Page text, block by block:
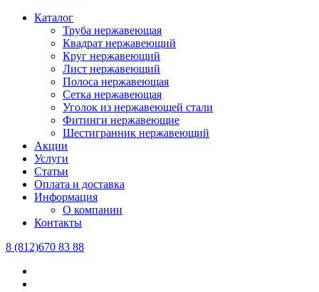
Каталог
Труба нержавеющая
Квадрат нержавеющий
Круг нержавеющий
Лист нержавеющий
Полоса нержавеющая
Сетка нержавеющая
Уголок из нержавеющей стали
Фитинги нержавеющие
Шестигранник нержавеющий
Акции
Услуги
Статьи
Оплата и доставка
Информация
О компании
Контакты
8 (812)670 83 88